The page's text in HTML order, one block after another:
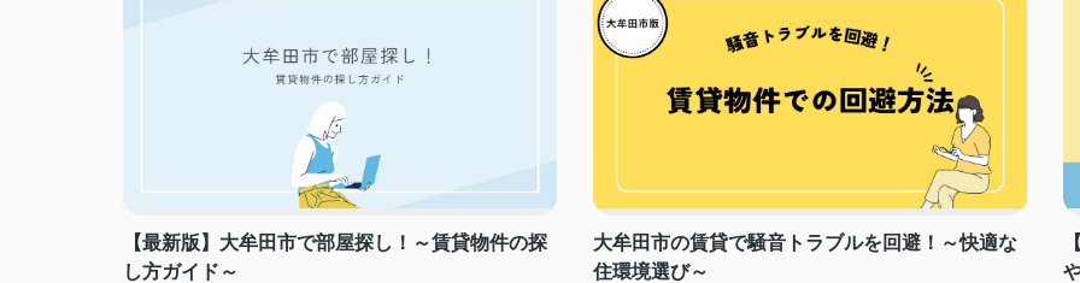
【最新版】大牟田市で部屋探し！～賃貸物件の探
し方ガイド～
大牟田市の賃貸で騒音トラブルを回避！～快適な
住環境選び～